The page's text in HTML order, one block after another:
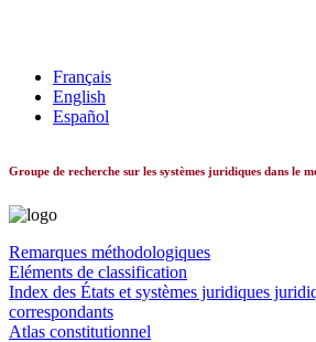
Français
English
Español
Groupe de recherche sur les systèmes juridiques dans le
Remarques méthodologiques
Eléments de classification
Index des États et systèmes juridiques
correspondants
Atlas constitutionnel